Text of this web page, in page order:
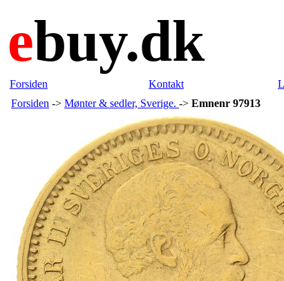
ebuy.dk
Forsiden Kontakt
Forsiden -> Mønter & sedler, Sverige. -> Emnenr 97913